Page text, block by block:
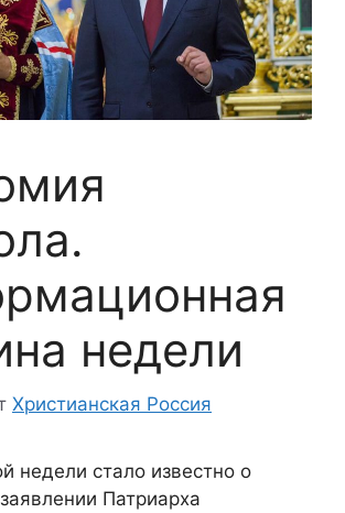
недели
Христианская Россия
недели стало известно о
Патриарха